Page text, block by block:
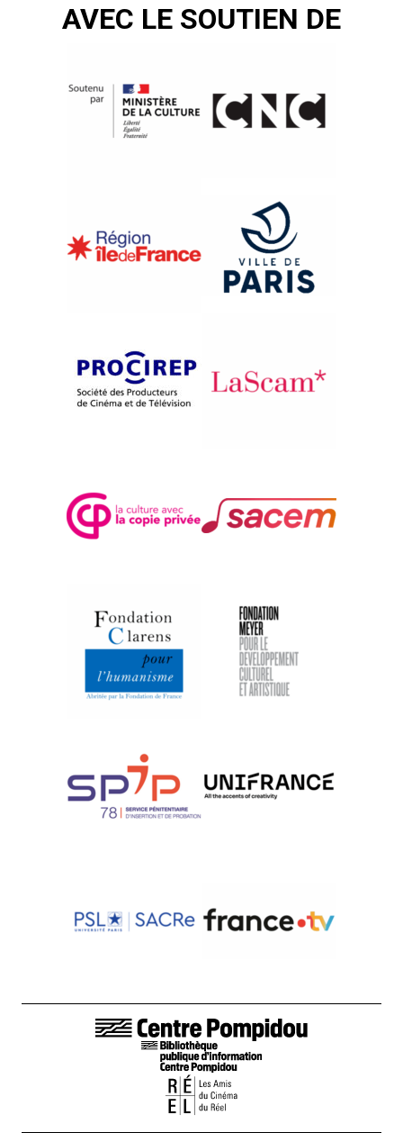
AVEC LE SOUTIEN DE
LIENS DE BAS DE PAGE